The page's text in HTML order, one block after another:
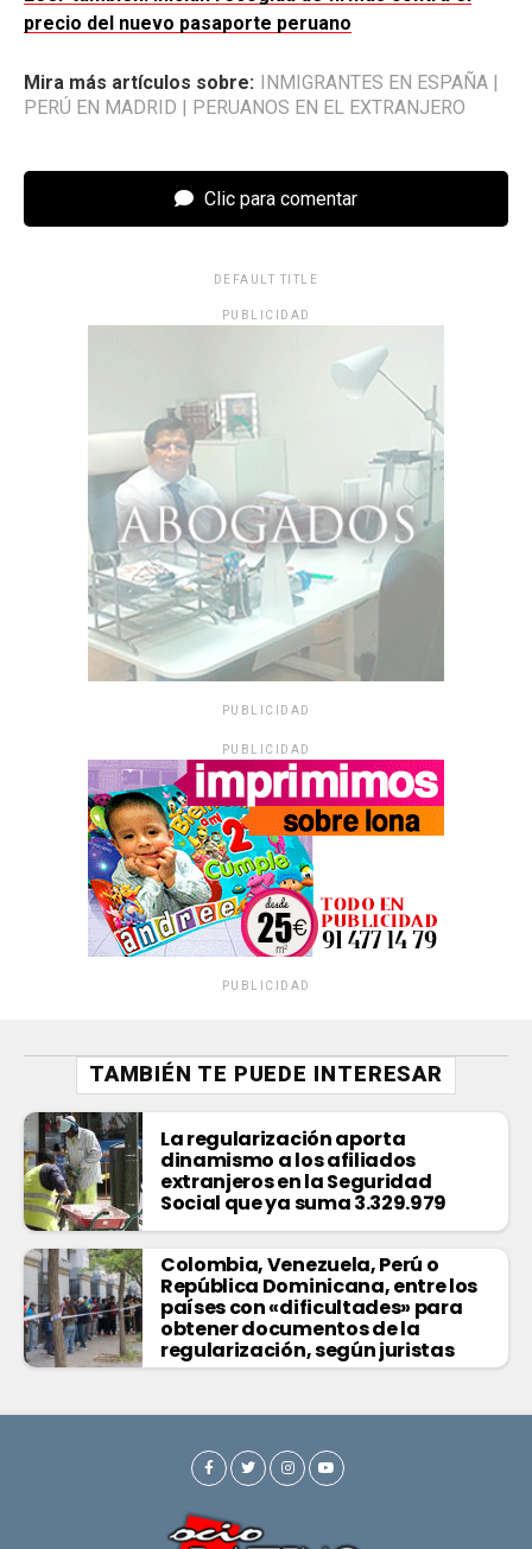
precio del nuevo pasaporte peruano
Mira más artículos sobre: INMIGRANTES EN ESPAÑA
PERÚ EN MADRID
PERUANOS EN EL EXTRANJERO
Clic para comentar
DEFAULT TITLE
PUBLICIDAD
PUBLICIDAD
PUBLICIDAD
PUBLICIDAD
TAMBIÉN TE PUEDE INTERESAR
La regularización aporta
dinamismo a los afiliados
extranjeros en la Seguridad
Social que ya suma 3.329.979
Colombia, Venezuela, Perú o
República Dominicana, entre los
países con «dificultades» para
obtener documentos de la
regularización, según juristas